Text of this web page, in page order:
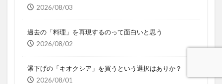
2026/08/03
過去の「料理」を再現するのって面白いと思う
2026/08/02
瀑下げの「キオクシア」を買うという選択はありか？
2026/08/01